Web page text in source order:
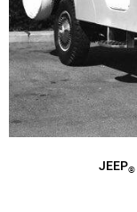
JEEP®